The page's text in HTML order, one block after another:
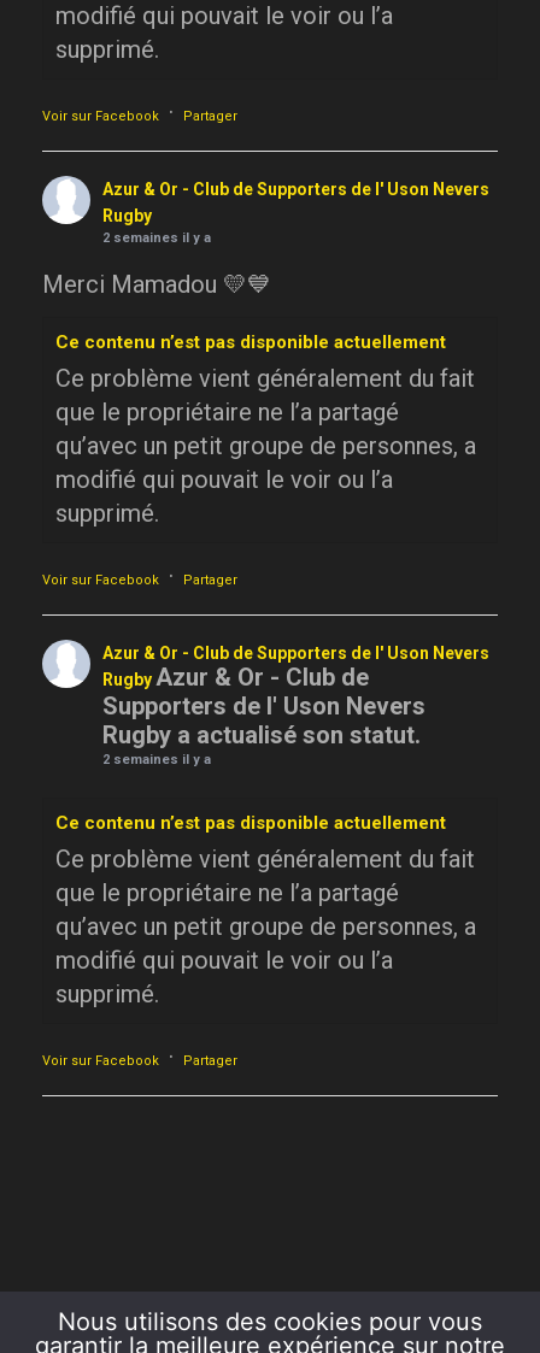
modifié qui pouvait le voir ou l’a
supprimé.
Voir sur Facebook · Partager
Azur & Or - Club de Supporters de l' Uson Nevers
Rugby
2 semaines il y a
Merci Mamadou 💛💙
Ce contenu n’est pas disponible actuellement
Ce problème vient généralement du fait
que le propriétaire ne l’a partagé
qu’avec un petit groupe de personnes, a
modifié qui pouvait le voir ou l’a
supprimé.
Voir sur Facebook · Partager
Azur & Or - Club de Supporters de l' Uson Nevers
RugbyAzur & Or - Club de
Supporters de l' Uson Nevers
Rugby a actualisé son statut.
2 semaines il y a
Ce contenu n’est pas disponible actuellement
Ce problème vient généralement du fait
que le propriétaire ne l’a partagé
qu’avec un petit groupe de personnes, a
modifié qui pouvait le voir ou l’a
supprimé.
Voir sur Facebook · Partager
Nous utilisons des cookies pour vous
garantir la meilleure expérience sur notre